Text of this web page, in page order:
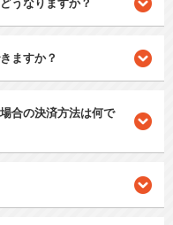
うなりますか？
ますか？
合の決済方法は何で